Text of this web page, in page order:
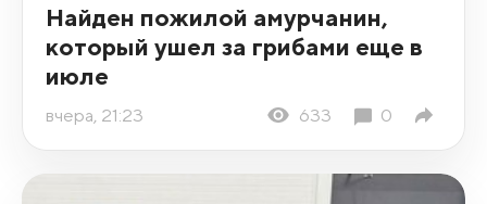
Найден пожилой амурчанин,
который ушел за грибами еще в
июле
вчера, 21:23 633 0